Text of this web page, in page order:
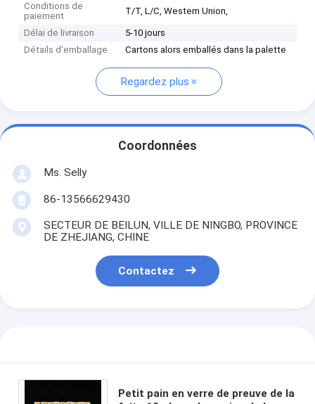
Conditions de
paiement
T/T, L/C, Western Union,
Délai de livraison
5-10 jours
Détails d'emballage
Cartons alors emballés dans la palette
Regardez plus
Coordonnées
Ms. Selly
86-13566629430
SECTEUR DE BEILUN, VILLE DE NINGBO, PROVINCE
DE ZHEJIANG, CHINE
Contactez
Petit pain en verre de preuve de la